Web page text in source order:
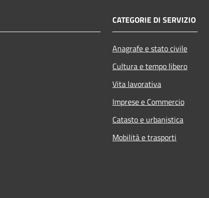
CATEGORIE DI SERVIZIO
Anagrafe e stato civile
Cultura e tempo libero
Vita lavorativa
Imprese e Commercio
Catasto e urbanistica
Mobilità e trasporti